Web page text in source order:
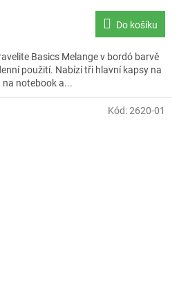
Do košíku
Basics Melange v bordó barvě
použití. Nabízí tři hlavní kapsy na
notebook a...
Kód:2620-01